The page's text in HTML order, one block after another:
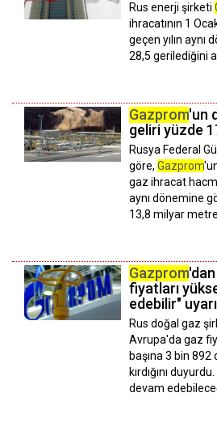
Rus enerji şirketi
ihracatının 1
geçen yılın aynı
28,5 gerilediğini
Gazprom'un
geliri yüzde
Rusya Federal
göre, Gazprom
gaz ihracat
aynı dönemine
13,8 milyar
Gazprom
fiyatları
edebilir"
Rus doğal gaz
Avrupa'da gaz
başına 3 bin
kırdığını
devam